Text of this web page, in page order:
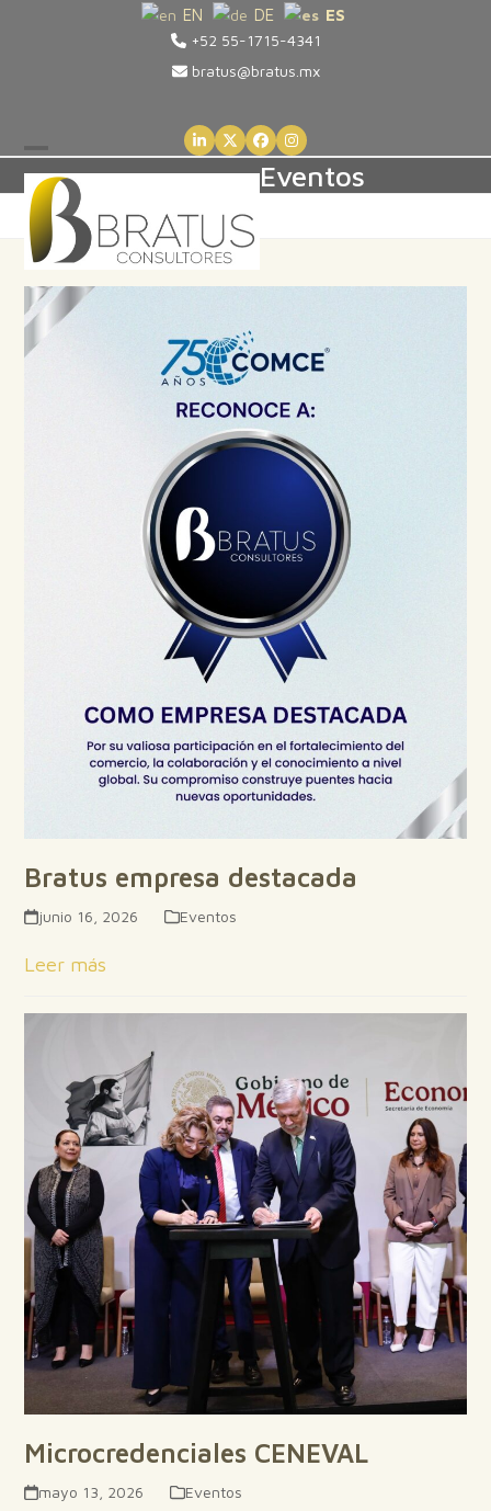
EN DE
ES
+52 55-1715-4341
bratus@bratus.mx
LinkedInTwitterFacebookInstagram
Open
mobile
menu
Close
mobile
menu
Eventos
Bratus empresa destacada
junio 16, 2026 Eventos
Leer más
Microcredenciales CENEVAL
mayo 13, 2026 Eventos